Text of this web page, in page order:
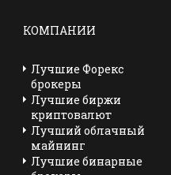
КОМПАНИИ
Лучшие Форекс
брокеры
Лучшие биржи
криптовалют
Лучший облачный
майнинг
Лучшие бинарные